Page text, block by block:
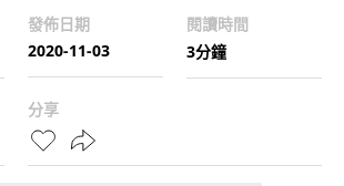
發佈日期
2020-11-03
閱讀時間
3分鐘
分享